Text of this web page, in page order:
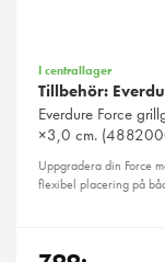
I centrallager
Tillbehör:
Everdure Force
×3,0 cm.
Uppgradera din Force
flexibel placering på